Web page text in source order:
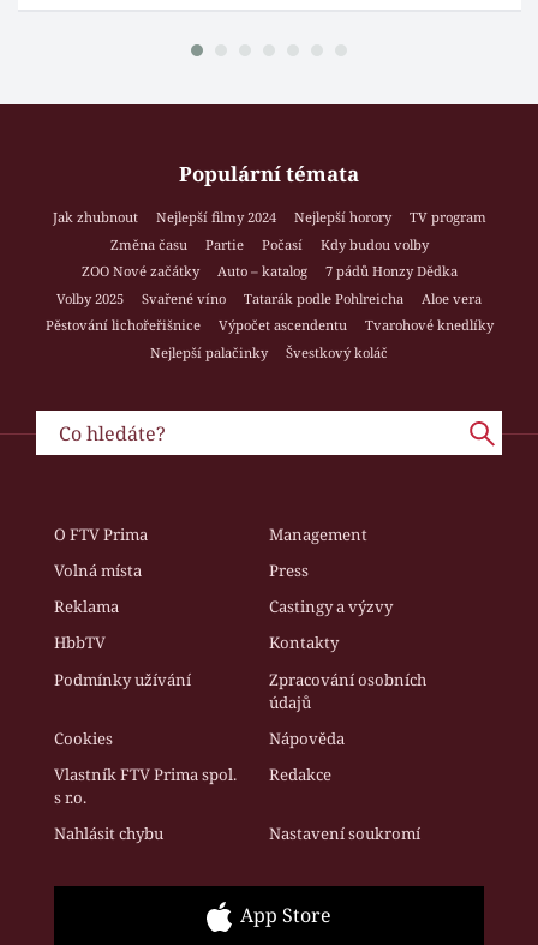
Populární témata
Jak zhubnout Nejlepší filmy 2024 Nejlepší horory
TV program
Změna času
Partie Počasí
Kdy budou volby
ZOO Nové začátky
Auto – katalog
7 pádů Honzy Dědka
Volby 2025
Svařené víno Tatarák podle Pohlreicha
Aloe vera
Pěstování lichořeřišnice
Výpočet ascendentu
Tvarohové knedlíky
Nejlepší palačinky
Švestkový koláč
O FTV Prima
Management
Volná místa
Press
Reklama
Castingy a výzvy
HbbTV
Kontakty
Podmínky užívání
Zpracování osobních
údajů
Cookies
Nápověda
Vlastník FTV Prima spol.
s r.o.
Redakce
Nahlásit chybu Nastavení soukromí
App Store